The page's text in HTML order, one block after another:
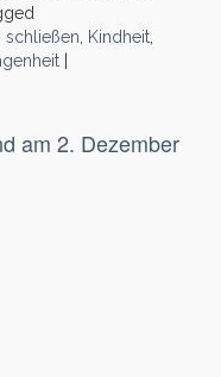
schließen Kindheit
am 2. Dezember